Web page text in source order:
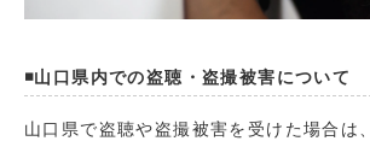
◾️山口県内での盗聴・盗撮被害について
山口県で盗聴や盗撮被害を受けた場合は、